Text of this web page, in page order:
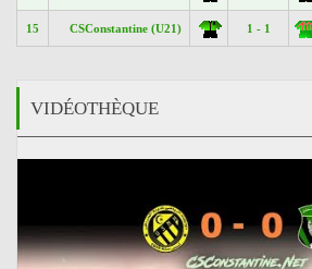
15 CSConstantine (U21) 1 - 1
VIDÉOTHÈQUE